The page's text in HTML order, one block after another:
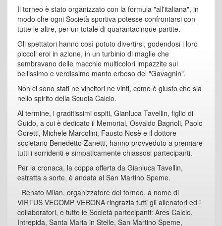
Il torneo è stato organizzato con la formula "all'italiana", in
modo che ogni Società sportiva potesse confrontarsi con
tutte le altre, per un totale di quarantacinque partite.
Gli spettatori hanno così potuto divertirsi, godendosi i loro
piccoli eroi in azione, in un turbinio di maglie che
sembravano delle macchie multicolori impazzite sul
bellissimo e verdissimo manto erboso del "Gavagnin".
Non ci sono stati ne vincitori ne vinti, come è giusto che sia
nello spirito della Scuola Calcio.
Al termine, i graditissimi ospiti, Gianluca Tavellin, figlio di
Guido, a cui è dedicato il Memorial, Osvaldo Bagnoli, Paolo
Goretti, Michele Marcolini, Fausto Nosè e il dottore
societario Benedetto Zanetti, hanno provveduto a premiare
tutti i sorridenti e simpaticamente chiassosi partecipanti.
Per la cronaca, la coppa offerta da Gianluca Tavellin,
estratta a sorte, è andata al San Martino Speme.
Renato Milan, organizzatore del torneo, a nome di
VIRTUS VECOMP VERONA ringrazia tutti gli allenatori ed i
collaboratori, e tutte le Società partecipanti: Ares Calcio,
Intrepida, Santa Maria in Stelle, San Martino Speme,